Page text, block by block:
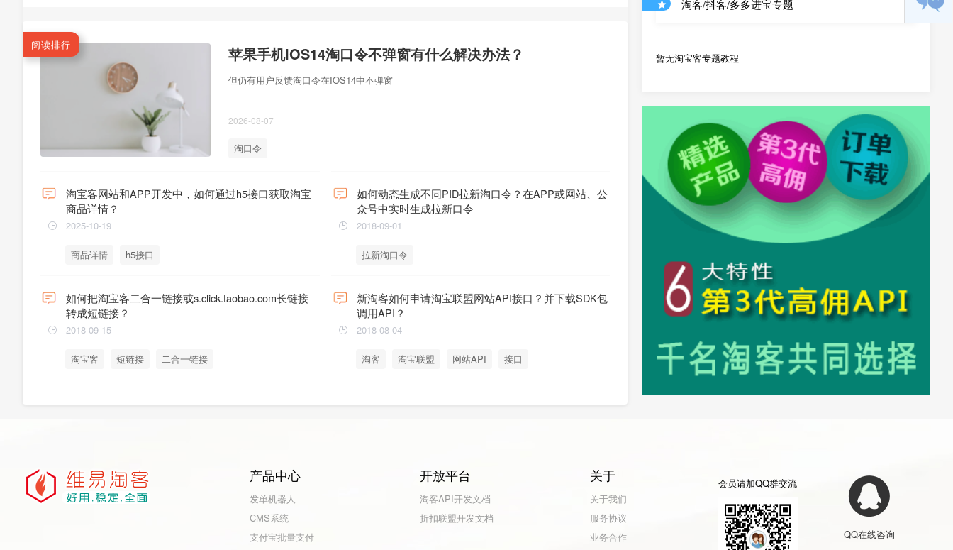
阅读排行 苹果手机IOS14淘口令不弹窗有什么解决办法？
但仍有用户反馈淘口令在IOS14中不弹窗
2026-08-07
淘口令
淘宝客网站和APP开发中，如何通过h5接口获取淘宝
商品详情？
2025-10-19
商品详情 h5接口
如何动态生成不同PID拉新淘口令？在APP或网站、公
众号中实时生成拉新口令
2018-09-01
拉新淘口令
如何把淘宝客二合一链接或s.click.taobao.com长链接
转成短链接？
2018-09-15
淘宝客 短链接 二合一链接
新淘客如何申请淘宝联盟网站API接口？并下载SDK包
调用API？
2018-08-04
淘客 淘宝联盟 网站API 接口
淘客/抖客/多多进宝专题
暂无淘宝客专题教程
产品中心
发单机器人
CMS系统
支付宝批量支付
开放平台
淘客API开发文档
折扣联盟开发文档
关于
关于我们
服务协议
业务合作
会员请加QQ群交流
QQ在线咨询